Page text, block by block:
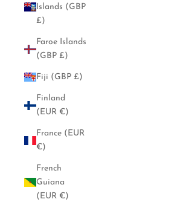
Islands (GBP
£)
Faroe Islands
(GBP £)
Fiji (GBP £)
Finland
(EUR €)
France (EUR
€)
French
Guiana
(EUR €)